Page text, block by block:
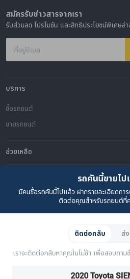
รถคันนี้ขายไป
มีคนซื้อรถคันนี้ไปแล้ว ฝากรายละเอียดกา
ติดต่อคุณสำหรับรถยนต์ที่
ติดต่อกลับ
ส่
เราจะติดต่อกลับหาคุณในไม่ช้า เพื่อสอบถา
สมัครรับข่าวสารจากเรา
รับส่วนลด โปรโมชัน และสิทธิประโยชน์พิเศษ
ที่อยู่อีเมล
บริการ
ซื้อรถยนต์
ขายรถยนต์
ช่วยเหลือ
เรื่องราวของเรา
ซื้อรถจาก CARSOME
บทความ
การแจ้งเบาะแส
ร่วมงานกับเรา
Partner Websites